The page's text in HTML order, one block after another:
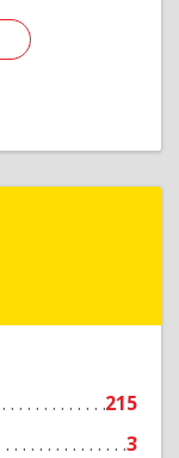
215
3